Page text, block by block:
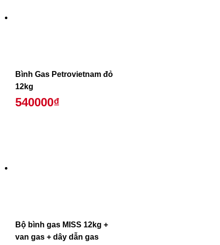
Bình Gas Petrovietnam đỏ
12kg
540000₫
Bộ bình gas MISS 12kg +
van gas + dây dẫn gas